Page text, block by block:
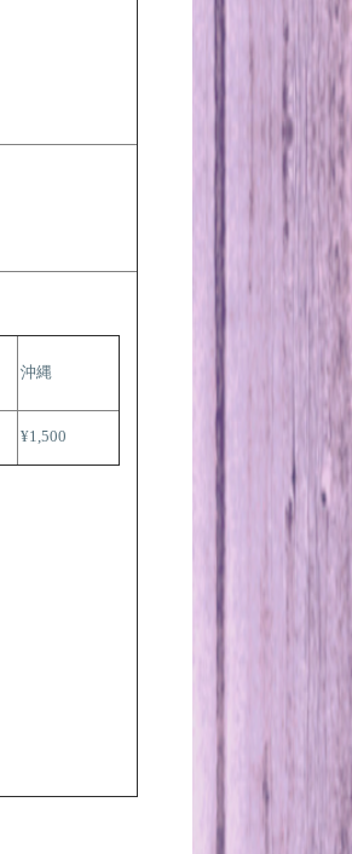
沖縄
¥1,500